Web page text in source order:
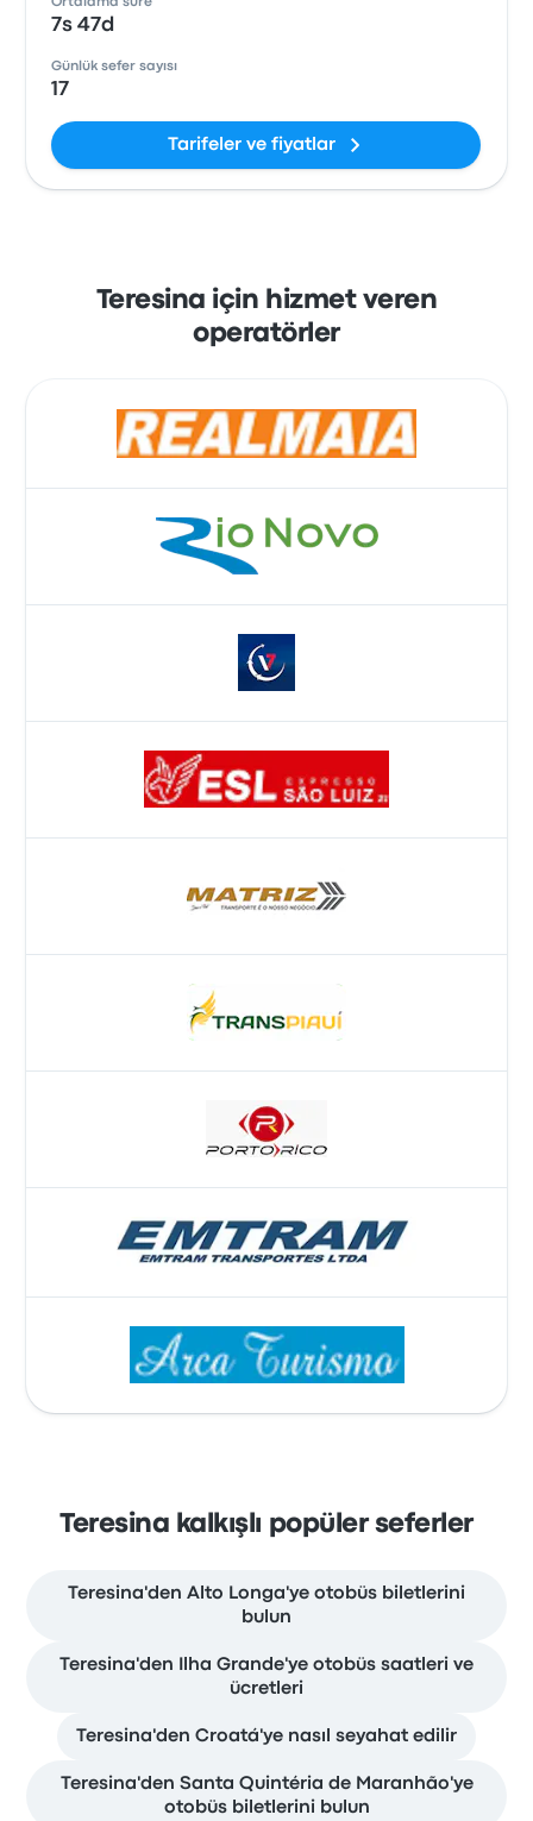
Ortalama süre
7s 47d
Günlük sefer sayısı
17
Tarifeler ve fiyatlar
Teresina için hizmet veren
operatörler
Teresina kalkışlı popüler seferler
Teresina'den Alto Longa'ye otobüs biletlerini
bulun
Teresina'den Ilha Grande'ye otobüs saatleri ve
ücretleri
Teresina'den Croatá'ye nasıl seyahat edilir
Teresina'den Santa Quintéria de Maranhão'ye
otobüs biletlerini bulun